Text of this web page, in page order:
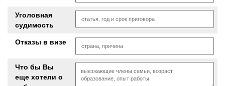
Уголовная
судимость
Отказы в визе
Что бы Вы
еще хотели о